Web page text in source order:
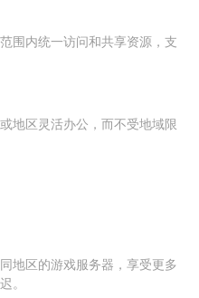
围内统一访问和共享资源，支
地区灵活办公，而不受地域限
地区的游戏服务器，享受更多
。